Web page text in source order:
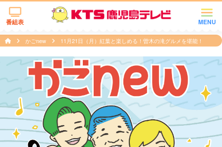
MENU
番組表
かごnew 11月21日（月）紅葉と楽しめる！曽木の滝グルメを堪能！